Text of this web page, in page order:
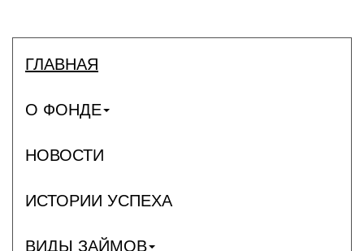
ГЛАВНАЯ
О ФОНДЕ
НОВОСТИ
ИСТОРИИ УСПЕХА
ВИДЫ ЗАЙМОВ